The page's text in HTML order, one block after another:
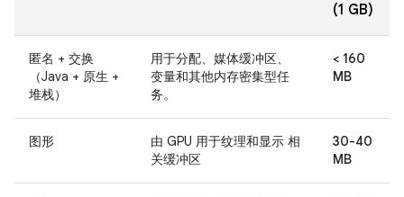
(1 GB)
匿名 + 交换
（Java + 原生 +
堆栈）
用于分配、媒体缓冲区、
变量和其他内存密集型任
务。
< 160
MB
图形
由 GPU 用于纹理和显示 相
关缓冲区
30-40
MB